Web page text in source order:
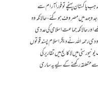
جب پاکستان پہنچے تو فوراً آرام سے
میں مصروف ہو گئے ،حالانکہ وہ
حالانکہ جماعت اسلامی کی عددی
رحمہ اللہ نے دیگر اسلام پسند قوتوں
میں لا کالج میں تقاریر کی
سے متعلقہ رکھنے کے لیے یہ ساری